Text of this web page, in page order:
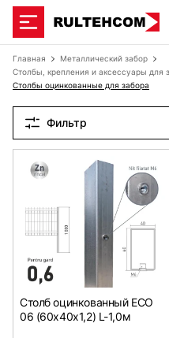
Главная
Металлический забор
Столбы, крепления и аксессуары для
Столбы оцинкованные для забора
Фильтр
Столб оцинкованный ЕСО
06 (60х40x1,2) L-1,0м